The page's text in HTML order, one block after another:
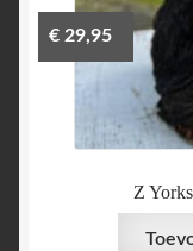
Z
€29,95